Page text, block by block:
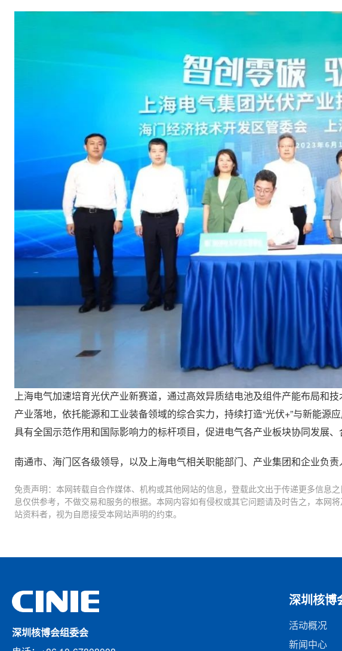
上海电气加速培育光伏产业新赛道，通过高效异质结电池及组件产能布局和
产业落地，依托能源和工业装备领域的综合实力，持续打造“光伏+”与新能源
具有全国示范作用和国际影响力的标杆项目，促进电气各产业板块协同发展、
南通市、海门区各级领导，以及上海电气相关职能部门、产业集团和企业负责
免责声明：本网转载自合作媒体、机构或其他网站的信息，登载此文出于传递更多信息
息仅供参考，不做交易和服务的根据。本网内容如有侵权或其它问题请及时告之，本网
站资料者，视为自愿接受本网站声明的约束。
深圳核博会组委会
深圳核博
活动概况
新闻中心